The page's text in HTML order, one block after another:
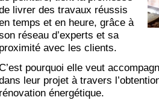
livrer des travaux réussis
temps et en heure, grâce à
réseau d’experts et sa
proximité avec les clients.
pourquoi elle veut
leur projet à travers
rénovation énergétique.